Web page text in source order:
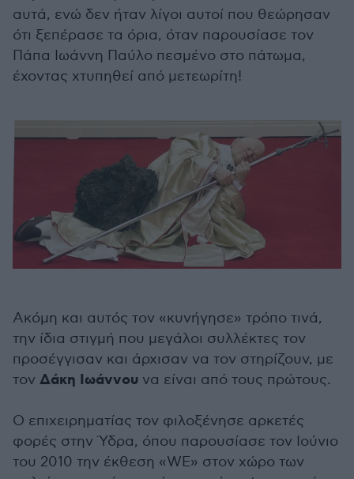
αυτά, ενώ δεν ήταν λίγοι αυτοί που θεώρησαν
ότι ξεπέρασε τα όρια, όταν παρουσίασε τον
Πάπα Ιωάννη Παύλο πεσμένο στο πάτωμα,
έχοντας χτυπηθεί από μετεωρίτη!
Ακόμη και αυτός τον «κυνήγησε» τρόπο τινά,
την ίδια στιγμή που μεγάλοι συλλέκτες τον
προσέγγισαν και άρχισαν να τον στηρίζουν, με
τον Δάκη Ιωάννου να είναι από τους πρώτους.
Ο επιχειρηματίας τον φιλοξένησε αρκετές
φορές στην Ύδρα, όπου παρουσίασε τον Ιούνιο
του 2010 την έκθεση «WE» στον χώρο των